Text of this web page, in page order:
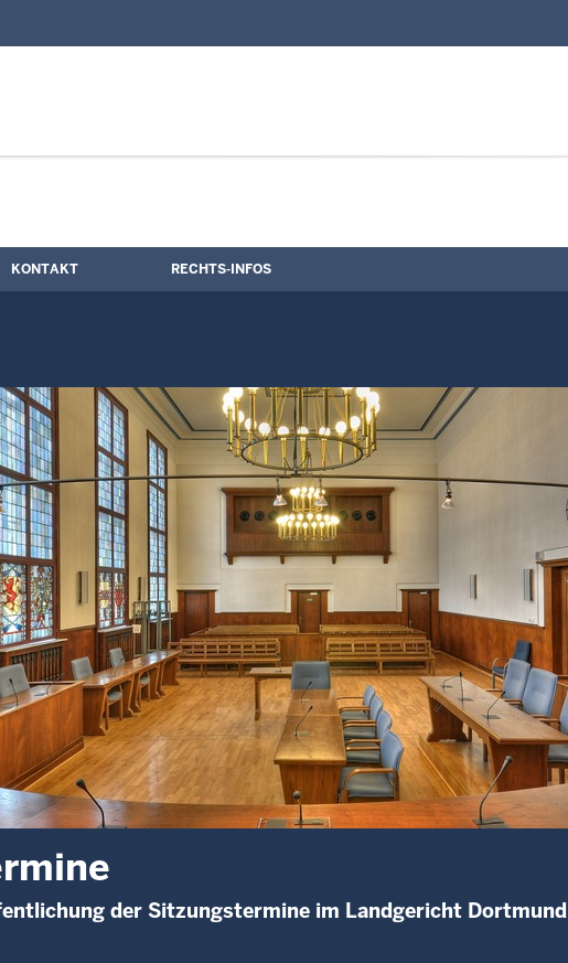
KONTAKT RECHTS-INFOS
der Sitzungstermine im Landgericht Dortmund